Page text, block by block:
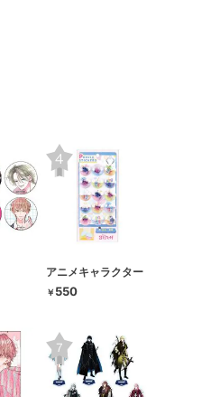
アニメキャラクター
￥ 550